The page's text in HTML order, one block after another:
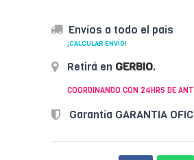
Envíos a todo el país
¡CALCULAR ENVÍO!
Retirá en GERBIO.
COORDINANDO CON 24HRS DE
Garantía GARANTIA